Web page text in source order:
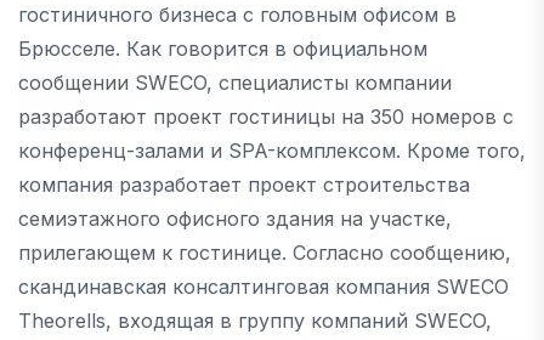
гостиничного бизнеса с головным офисом в
Брюсселе. Как говорится в официальном
сообщении SWECO, специалисты компании
разработают проект гостиницы на 350 номеров с
конференц-залами и SPA-комплексом. Кроме того,
компания разработает проект строительства
семиэтажного офисного здания на участке,
прилегающем к гостинице. Согласно сообщению,
скандинавская консалтинговая компания SWECO
Theorells, входящая в группу компаний SWECO,